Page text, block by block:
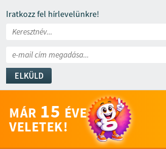
Iratkozz fel hírlevelünkre!
ELKÜLD
MÁR 15 ÉVE
VELETEK!